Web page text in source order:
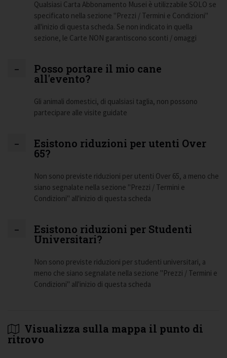
Qualsiasi Carta Abbonamento Musei è utilizzabile SOLO se
specificato nella sezione "Prezzi / Termini e Condizioni"
all'inizio di questa scheda. Se non indicato in quella
sezione, le Carte NON garantiscono sconti / omaggi
Posso portare il mio cane
all'evento?
Gli animali domestici, di qualsiasi taglia, non possono
partecipare alle visite guidate
Esistono riduzioni per utenti Over
65?
Non sono previste riduzioni per utenti Over 65, a meno che
siano segnalate nella sezione "Prezzi / Termini e
Condizioni" all'inizio di questa scheda
Esistono riduzioni per Studenti
Universitari?
Non sono previste riduzioni per studenti universitari, a
meno che siano segnalate nella sezione "Prezzi / Termini e
Condizioni" all'inizio di questa scheda
Visualizza sulla mappa il punto di
ritrovo